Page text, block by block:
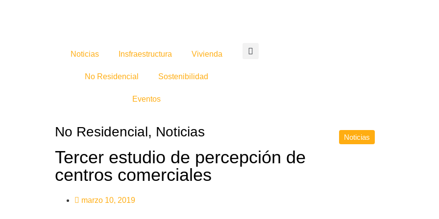
Noticias Insfraestructura Vivienda
No Residencial Sostenibilidad
Eventos
No Residencial, Noticias
Tercer estudio de percepción de
centros comerciales
marzo 10, 2019
Noticias